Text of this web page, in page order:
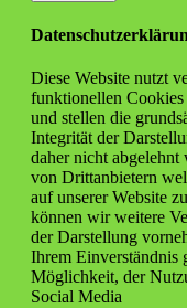
Diese Website nutzt
funktionellen
und stellen die
Integrität der
daher nicht
von Drittanbietern
auf unserer Website
können wir weitere
der Darstellung
Ihrem Einverständnis
Möglichkeit, der
Social Media